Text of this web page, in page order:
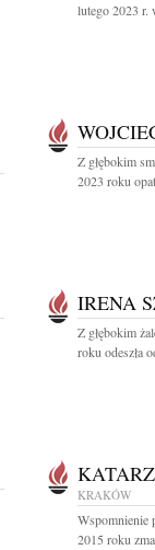
lutego 2023 r.
Z głębokim
2023 roku
IRENA
Z głębokim
roku odeszła
KRAKÓW
Wspomnienie
2015 roku